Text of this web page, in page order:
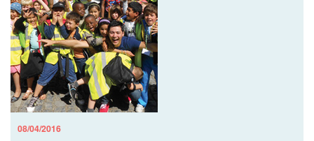
08/04/2016